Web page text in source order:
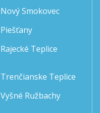
Nový Smokovec
Piešťany
Rajecké Teplice
Trenčianske Teplice
Vyšné Ružbachy